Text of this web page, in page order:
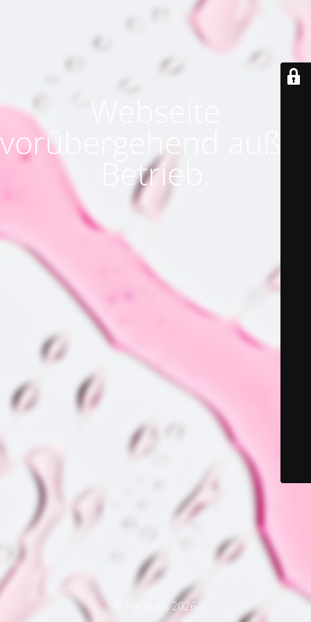
vorübergehend außer
Betrieb.
© NA Nails 2026